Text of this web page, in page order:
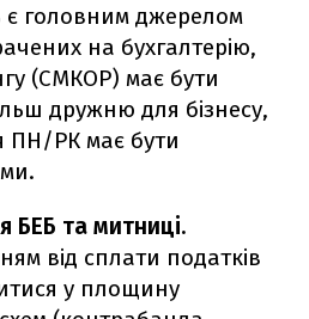
є головним джерелом
на бухгалтерію,
(СМКОР) має бути
дружню для бізнесу,
ПН/РК має бути
БЕБ та митниці.
від сплати податків
у площину